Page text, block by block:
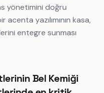
yönetimini doğru
yazılımının kasa,
entegre sunması
Bel Kemiği